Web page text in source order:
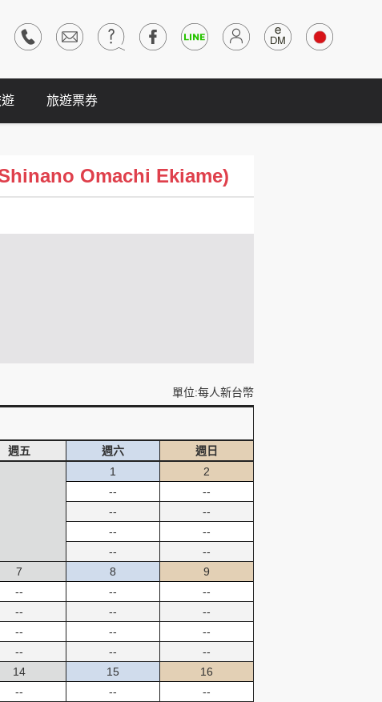
旅遊票券
Omachi Ekiame)
單位:每人新台幣
週五 週六
週日
1
--
--
--
--
2
--
--
--
--
7
--
--
--
--
8
--
--
--
--
9
--
--
--
--
14
--
15
--
16
--